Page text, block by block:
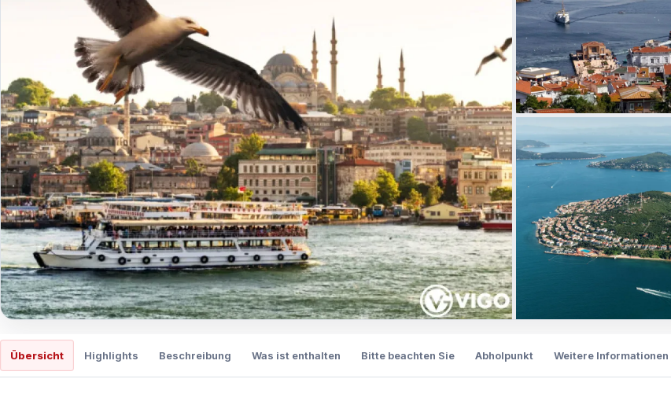
Übersicht Highlights Beschreibung Was ist enthalten Bitte beachten Sie Abholpunkt Weitere Informationen